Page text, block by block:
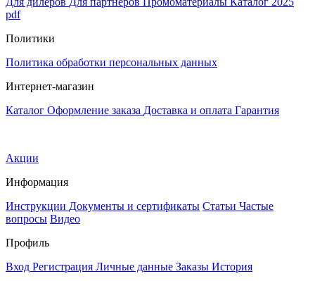
pdf
Политики
Политика обработки персональных данных
Интернет-магазин
Каталог Оформление заказа Доставка и оплата Гарантия
Акции
Информация
Инструкции Документы и сертификаты Статьи Частые
вопросы Видео
Профиль
Вход Регистрация Личные данные Заказы История